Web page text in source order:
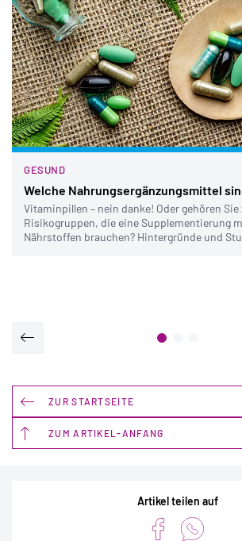
GESUND
Welche Nahrungsergänzungsmittel
Vitaminpillen – nein danke! Oder gehören Sie
Risikogruppen, die eine Supplementierung
Nährstoffen brauchen? Hintergründe und
ZUR STARTSEITE
ZUM ARTIKEL-ANFANG
Artikel teilen auf